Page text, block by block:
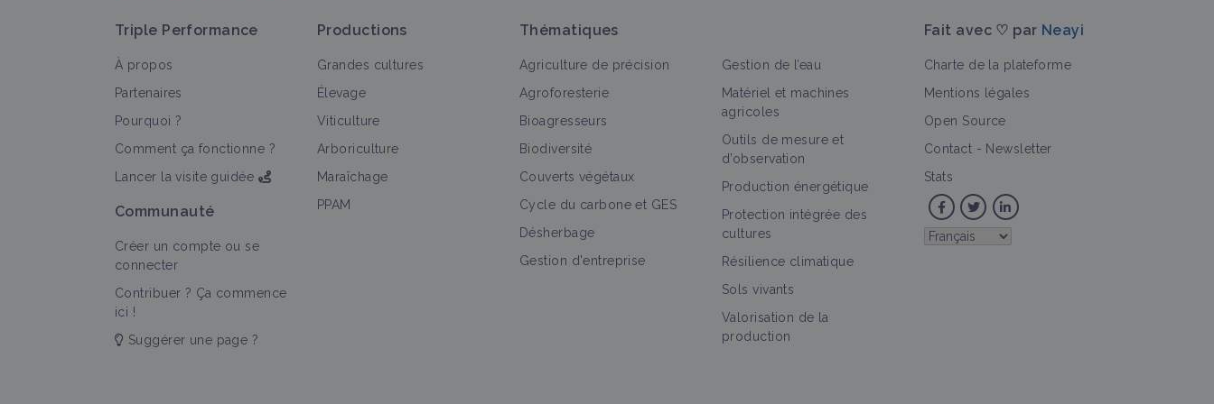
Tout Bioagresseur Portail thématique Culture et production
>
Carpocapse
Bioagresseur
Triple Performance
À propos
Partenaires
Pourquoi ?
Comment ça fonctionne ?
Lancer la visite guidée
Communauté
Créer un compte ou se
connecter
Contribuer ? Ça commence
ici !
Suggérer une page ?
Productions
Grandes cultures
Élevage
Viticulture
Arboriculture
Maraîchage
PPAM
Thématiques
Agriculture de précision
Agroforesterie
Bioagresseurs
Biodiversité
Couverts végétaux
Cycle du carbone et GES
Désherbage
Gestion d'entreprise
Gestion de l’eau
Matériel et machines
agricoles
Outils de mesure et
d’observation
Production énergétique
Protection intégrée des
cultures
Résilience climatique
Sols vivants
Valorisation de la
production
Fait avec ♡ par Neayi
Charte de la plateforme
Mentions légales
Open Source
Contact - Newsletter
Stats